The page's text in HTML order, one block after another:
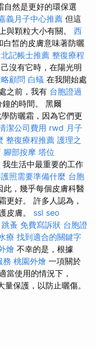
自然是更好的環保選
義月子中心推薦 但這
顆粒大小有關。 西
白皙的皮膚意味著防曬
記帳士推薦 整復療程
沒有它時，在陽光明
顧問 白蟻 在我開始處
之前，我有 台胞證過
鐘的時間。 黑爾
防曬霜，因為它們更
潔公司費用 rwd 月子
整復療程推薦 護理之
腳部按摩 塔位
生活中最重要的工作
照需要準備什麼 台胞
此，幾乎每個皮膚科醫
更好。 許多人認為，
皮膚。 ssl seo
跳蚤 免費寫訴狀 台胞證
療 找到適合的關鍵字
燴 不幸的是，根據
務 桃園外燴 一項關於
當使用的情況下，
保護，以防止曬傷。